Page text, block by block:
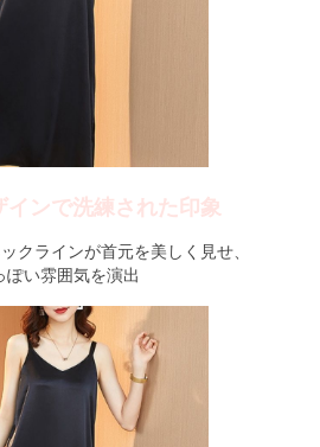
インで洗練された印象
クラインが首元を美しく見せ、
ぽい雰囲気を演出